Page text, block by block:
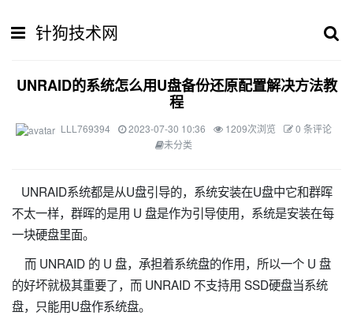
针狗技术网
UNRAID的系统怎么用U盘备份还原配置解决方法教
程
LLL769394 2023-07-30 10:36 1209次浏览
0 条评论
未分类
UNRAID系统都是从U盘引导的，系统安装在U盘中它和群晖
不太一样，群晖的是用 U 盘是作为引导使用，系统是安装在每
一块硬盘里面。
而 UNRAID 的 U 盘，承担着系统盘的作用，所以一个 U 盘
的好坏就极其重要了，而 UNRAID 不支持用 SSD硬盘当系统
盘，只能用U盘作系统盘。